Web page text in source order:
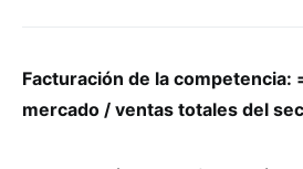
Facturación de la competencia:
mercado / ventas totales del